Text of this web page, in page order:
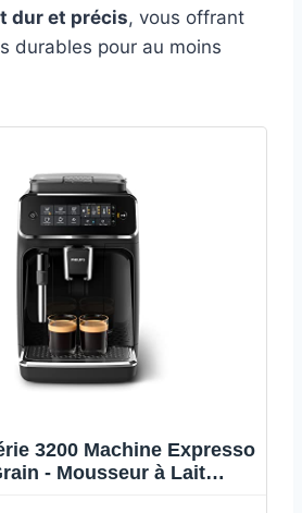
dur et précis, vous offrant
durables pour au moins
3200 Machine Expresso
- Mousseur à Lait